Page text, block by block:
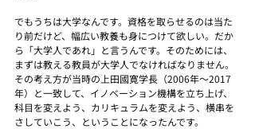
でもうちは大学なんです。資格を取らせるのは当た
り前だけど、幅広い教養も身につけて欲しい。だか
ら「大学人であれ」と言うんです。そのためには、
まずは教える教員が大学人でなければなりません。
その考え方が当時の上田國寛学長（2006年～2017
年）と一致して、イノベーション機構を立ち上げ、
科目を変えよう、カリキュラムを変えよう、横串を
さしていこう、ということになったんです。